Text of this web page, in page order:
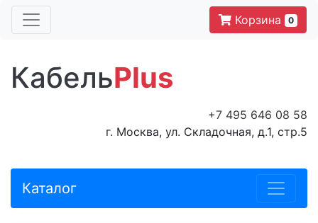
Корзина 0
КабельPlus
+7 495 646 08 58
г. Москва, ул. Складочная, д.1, стр.5
Каталог